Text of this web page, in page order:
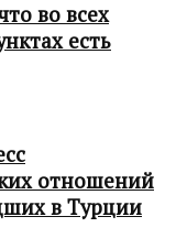
во всех
есть
отношений
в Турции